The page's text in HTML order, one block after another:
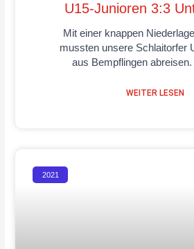
U15-Junioren 3:3
Mit einer knappen
mussten unsere Schlaitorfer
aus Bempflingen
WEITER LESEN
2021